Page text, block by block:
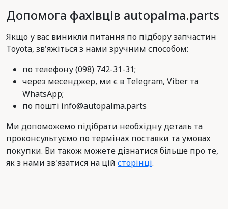
Допомога фахівців autopalma.parts
Якщо у вас виникли питання по підбору запчастин
Toyota, зв'яжіться з нами зручним способом:
по телефону (098) 742-31-31;
через месенджер, ми є в Telegram, Viber та
WhatsApp;
по пошті info@autopalma.parts
Ми допоможемо підібрати необхідну деталь та
проконсультуємо по термінах поставки та умовах
покупки. Ви також можете дізнатися більше про те,
як з нами зв'язатися на цій сторінці.